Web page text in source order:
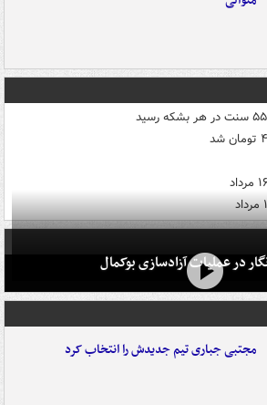
در عملیات آزادسازی بوکمال
مجتبی جباری تیم جدیدش را انتخاب کرد